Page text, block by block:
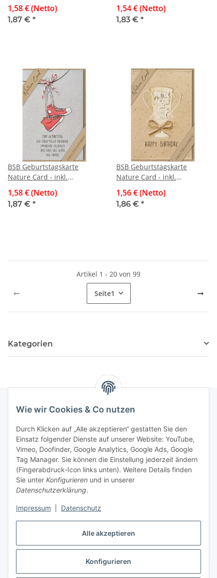
Alle akzeptieren
Konfigurieren
Wie wir Cookies & Co nutzen
Durch Klicken auf „Alle akzeptieren“ gestatten Sie den
Einsatz folgender Dienste auf unserer Website: YouTube,
Vimeo, Doofinder, Google Analytics, Google Ads, Google
Tag Manager. Sie können die Einstellung jederzeit ändern
(Fingerabdruck-Icon links unten). Weitere Details finden
Sie unter Konfigurieren und in unserer
Datenschutzerklärung.
Impressum Datenschutz
1,58 € (Netto)
1,87 € *
1,54 € (Netto)
1,83 € *
BSB Geburtstagskarte
Nature Card - inkl.
1,58 € (Netto)
1,87 € *
BSB Geburtstagskarte
Nature Card - inkl.
1,56 € (Netto)
1,86 € *
Artikel 1 - 20 von 99
Seite1
Kategorien
Allgemeines
Firma
Vertrag widerrufen